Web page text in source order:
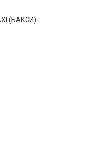
(БАКСИ)